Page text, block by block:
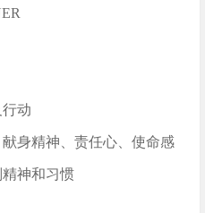
动
身精神、责任心、使命感
神和习惯